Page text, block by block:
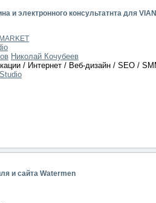
и электронного консультатнта для
Николай Кочубеев
/ Интернет / Веб-дизайн / SEO /
и сайта Watermen